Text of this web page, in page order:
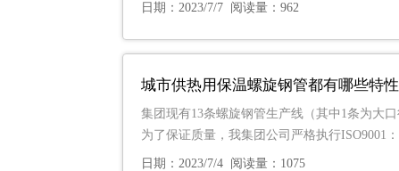
日期：2023/7/7 阅读量：962
城市供热用保温螺旋钢管都有哪些特性
集团现有13条螺旋钢管生产线（其中1条为大
为了保证质量，我集团公司严格执行ISO9001
日期：2023/7/4 阅读量：1075